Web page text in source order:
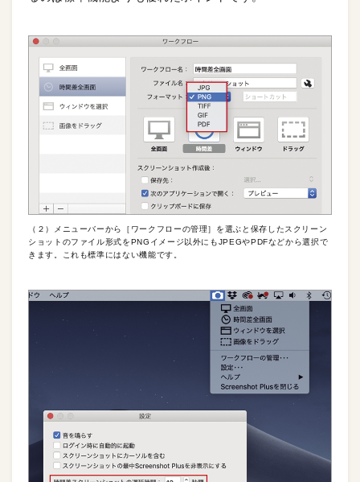
（２）メニューバーから［ワークフローの管理］を選ぶと保存したスクリーン
ショットのファイル形式をPNGイメージ以外にもJPEGやPDFなどから選択で
きます。これも標準にはない機能です。